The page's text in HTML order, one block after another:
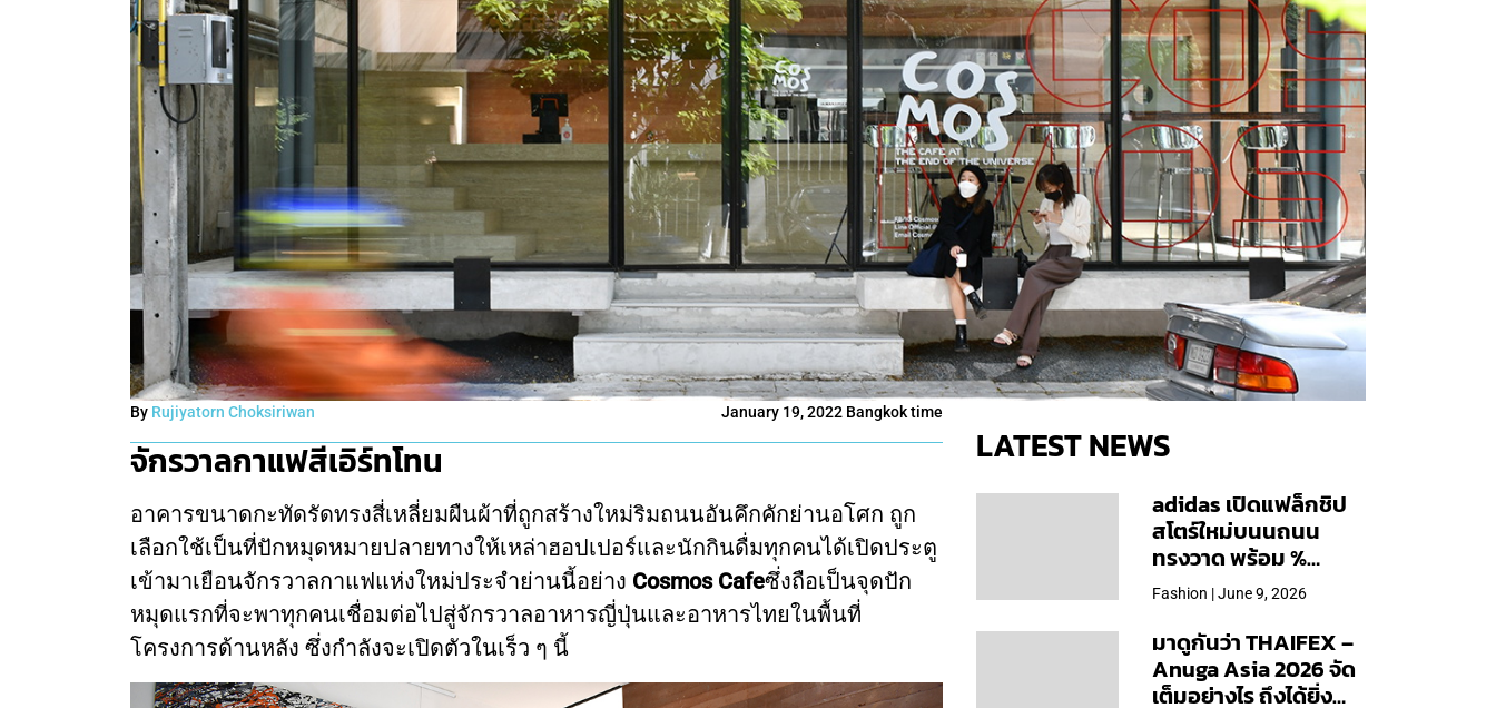
By Rujiyatorn Choksiriwan January 19, 2022 Bangkok time
จักรวาลกาแฟสีเอิร์ทโทน
อาคารขนาดกะทัดรัดทรงสี่เหลี่ยมผืนผ้าที่ถูกสร้างใหม่ริมถนนอันคึกคักย่านอโศก ถูก
เลือกใช้เป็นที่ปักหมุดหมายปลายทางให้เหล่าฮอปเปอร์และนักกินดื่มทุกคนได้เปิดประตู
เข้ามาเยือนจักรวาลกาแฟแห่งใหม่ประจำย่านนี้อย่าง Cosmos Cafeซึ่งถือเป็นจุดปัก
หมุดแรกที่จะพาทุกคนเชื่อมต่อไปสู่จักรวาลอาหารญี่ปุ่นและอาหารไทยในพื้นที่
โครงการด้านหลัง ซึ่งกำลังจะเปิดตัวในเร็ว ๆ นี้
LATEST NEWS
adidas เปิดแฟล็กชิป
สโตร์ใหม่บนนถนน
ทรงวาด พร้อม %
Arabica และคอลเลก
ชันพิเศษเฉพาะสาขา
Fashion | June 9, 2026
มาดูกันว่า THAIFEX –
Anuga Asia 2026 จัด
เต็มอย่างไร ถึงได้ยิ่ง